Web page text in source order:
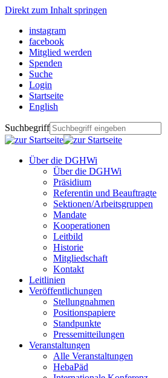
Direkt zum Inhalt springen
instagram
facebook
Mitglied werden
Spenden
Suche
Login
Startseite
English
Suchbegriff
Über die DGHWi
Über die DGHWi
Präsidium
Referentin und Beauftragte
Sektionen/Arbeitsgruppen
Mandate
Kooperationen
Leitbild
Historie
Mitgliedschaft
Kontakt
Leitlinien
Veröffentlichungen
Stellungnahmen
Positionspapiere
Standpunkte
Pressemitteilungen
Veranstaltungen
Alle Veranstaltungen
HebaPäd